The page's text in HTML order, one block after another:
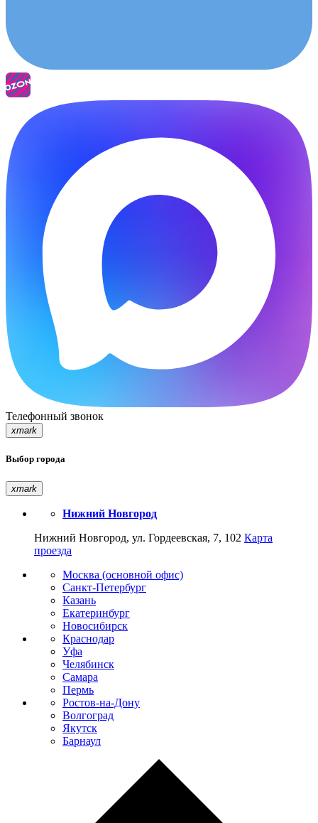
Телефонный звонок
xmark
Выбор города
xmark
Нижний Новгород
Нижний Новгород, ул. Гордеевская, 7, 102 Карта
проезда
Москва (основной офис)
Санкт-Петербург
Казань
Екатеринбург
Новосибирск
Краснодар
Уфа
Челябинск
Самара
Пермь
Ростов-на-Дону
Волгоград
Якутск
Барнаул